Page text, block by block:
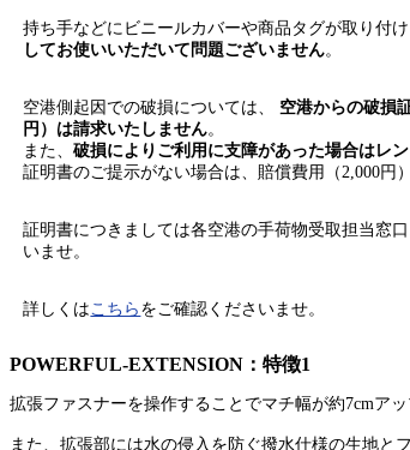
持ち手などにビニールカバーや商品タグが取り付
してお使いいただいて問題ございません。
空港側起因での破損については、 空港からの破損
円）は請求いたしません。
また、破損によりご利用に支障があった場合はレ
証明書のご提示がない場合は、賠償費用（2,000円
証明書につきましては各空港の手荷物受取担当窓
いませ。
詳しくは こちら をご確認くださいませ。
POWERFUL-EXTENSION：特徴1
拡張ファスナーを操作することでマチ幅が約7cmア
また、拡張部には水の侵入を防ぐ撥水仕様の生地と